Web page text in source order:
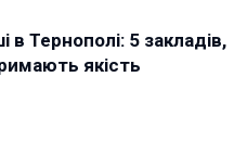
в Тернополі: 5 закладів,
якість